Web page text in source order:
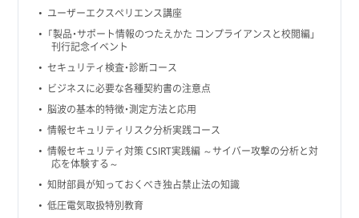
ユーザーエクスペリエンス講座
「製品・サポート情報のつたえかた コンプライアンスと校閲編」
刊行記念イベント
セキュリティ検査・診断コース
ビジネスに必要な各種契約書の注意点
脳波の基本的特徴・測定方法と応用
情報セキュリティリスク分析実践コース
情報セキュリティ対策 CSIRT実践編 ～サイバー攻撃の分析と対
応を体験する～
知財部員が知っておくべき独占禁止法の知識
低圧電気取扱特別教育